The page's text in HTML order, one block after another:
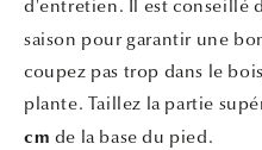
d'entretien. Il est conseillé
saison pour garantir une
coupez pas trop dans le
plante. Taillez la partie
cm de la base du pied.